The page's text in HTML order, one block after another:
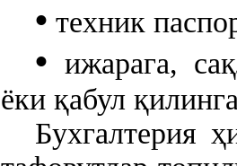
• техник
• ижарага, сақ
ёки қабул қ
Бухгалтерия ҳ